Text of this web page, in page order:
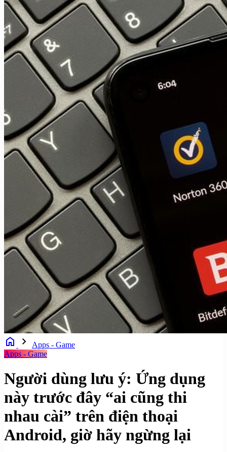
home chevron_right
Apps - Game
Apps - Game
Người dùng lưu ý: Ứng dụng
này trước đây “ai cũng thi
nhau cài” trên điện thoại
Android, giờ hãy ngừng lại